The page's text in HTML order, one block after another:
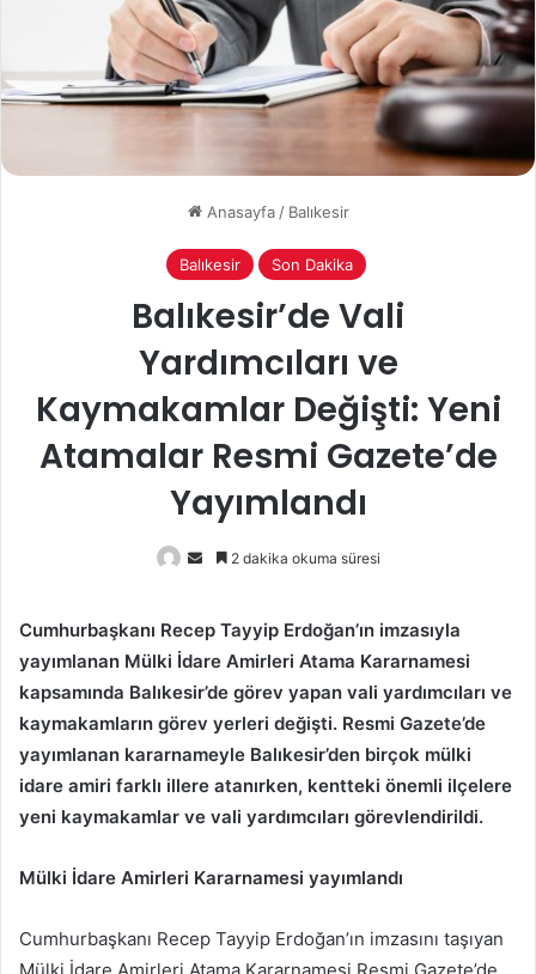
Anasayfa / Balıkesir
Balıkesir Son Dakika
Balıkesir’de Vali
Yardımcıları ve
Kaymakamlar Değişti: Yeni
Atamalar Resmi Gazete’de
Yayımlandı
Bir
göndermek
2 dakika okuma süresi
Cumhurbaşkanı Recep Tayyip Erdoğan’ın imzasıyla
yayımlanan Mülki İdare Amirleri Atama Kararnamesi
kapsamında Balıkesir’de görev yapan vali yardımcıları ve
kaymakamların görev yerleri değişti. Resmi Gazete’de
yayımlanan kararnameyle Balıkesir’den birçok mülki
idare amiri farklı illere atanırken, kentteki önemli ilçelere
yeni kaymakamlar ve vali yardımcıları görevlendirildi.
Mülki İdare Amirleri Kararnamesi yayımlandı
Cumhurbaşkanı Recep Tayyip Erdoğan’ın imzasını taşıyan